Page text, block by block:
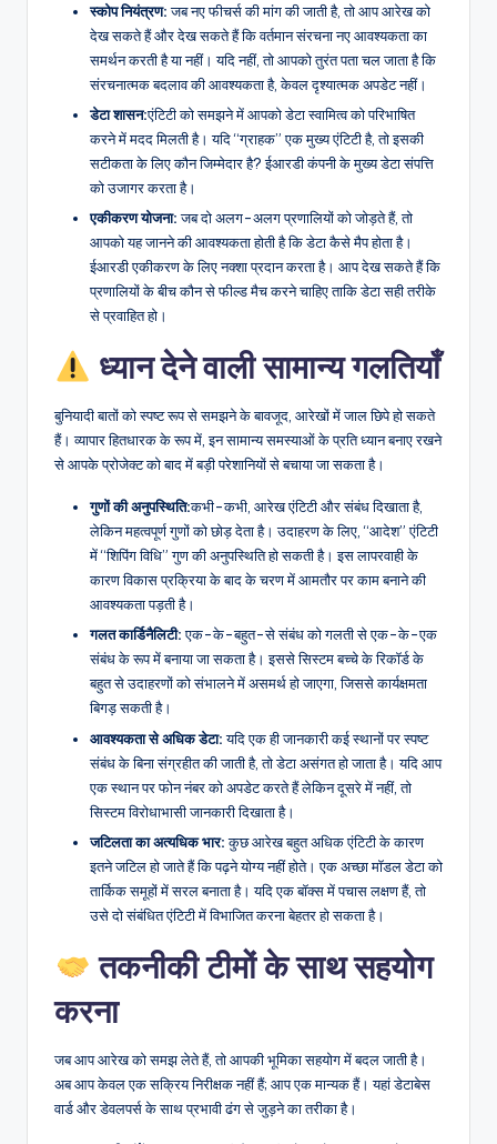
स्कोप नियंत्रण:जब नए फीचर्स की मांग की जाती है, तो आप आरेख को
देख सकते हैं और देख सकते हैं कि वर्तमान संरचना नए आवश्यकता का
समर्थन करती है या नहीं। यदि नहीं, तो आपको तुरंत पता चल जाता है कि
संरचनात्मक बदलाव की आवश्यकता है, केवल दृश्यात्मक अपडेट नहीं।
डेटा शासन:एंटिटी को समझने में आपको डेटा स्वामित्व को परिभाषित
करने में मदद मिलती है। यदि “ग्राहक” एक मुख्य एंटिटी है, तो इसकी
सटीकता के लिए कौन जिम्मेदार है? ईआरडी कंपनी के मुख्य डेटा संपत्ति
को उजागर करता है।
एकीकरण योजना:जब दो अलग-अलग प्रणालियों को जोड़ते हैं, तो
आपको यह जानने की आवश्यकता होती है कि डेटा कैसे मैप होता है।
ईआरडी एकीकरण के लिए नक्शा प्रदान करता है। आप देख सकते हैं कि
प्रणालियों के बीच कौन से फील्ड मैच करने चाहिए ताकि डेटा सही तरीके
से प्रवाहित हो।
ध्यान देने वाली सामान्य गलतियाँ
बुनियादी बातों को स्पष्ट रूप से समझने के बावजूद, आरेखों में जाल छिपे हो सकते
हैं। व्यापार हितधारक के रूप में, इन सामान्य समस्याओं के प्रति ध्यान बनाए रखने
से आपके प्रोजेक्ट को बाद में बड़ी परेशानियों से बचाया जा सकता है।
गुणों की अनुपस्थिति:कभी-कभी, आरेख एंटिटी और संबंध दिखाता है,
लेकिन महत्वपूर्ण गुणों को छोड़ देता है। उदाहरण के लिए, “आदेश” एंटिटी
में “शिपिंग विधि” गुण की अनुपस्थिति हो सकती है। इस लापरवाही के
कारण विकास प्रक्रिया के बाद के चरण में आमतौर पर काम बनाने की
आवश्यकता पड़ती है।
गलत कार्डिनैलिटी:एक-के-बहुत-से संबंध को गलती से एक-के-एक
संबंध के रूप में बनाया जा सकता है। इससे सिस्टम बच्चे के रिकॉर्ड के
बहुत से उदाहरणों को संभालने में असमर्थ हो जाएगा, जिससे कार्यक्षमता
बिगड़ सकती है।
आवश्यकता से अधिक डेटा:यदि एक ही जानकारी कई स्थानों पर स्पष्ट
संबंध के बिना संग्रहीत की जाती है, तो डेटा असंगत हो जाता है। यदि आप
एक स्थान पर फोन नंबर को अपडेट करते हैं लेकिन दूसरे में नहीं, तो
सिस्टम विरोधाभासी जानकारी दिखाता है।
जटिलता का अत्यधिक भार:कुछ आरेख बहुत अधिक एंटिटी के कारण
इतने जटिल हो जाते हैं कि पढ़ने योग्य नहीं होते। एक अच्छा मॉडल डेटा को
तार्किक समूहों में सरल बनाता है। यदि एक बॉक्स में पचास लक्षण हैं, तो
उसे दो संबंधित एंटिटी में विभाजित करना बेहतर हो सकता है।
तकनीकी टीमों के साथ सहयोग
करना
जब आप आरेख को समझ लेते हैं, तो आपकी भूमिका सहयोग में बदल जाती है।
अब आप केवल एक सक्रिय निरीक्षक नहीं हैं; आप एक मान्यक हैं। यहां डेटाबेस
वार्ड और डेवलपर्स के साथ प्रभावी ढंग से जुड़ने का तरीका है।